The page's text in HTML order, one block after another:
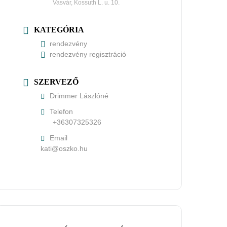
Vasvár, Kossuth L. u. 10.
KATEGÓRIA
rendezvény
rendezvény regisztráció
SZERVEZŐ
Drimmer Lászlóné
Telefon
+36307325326
Email
uh.okzso@itak